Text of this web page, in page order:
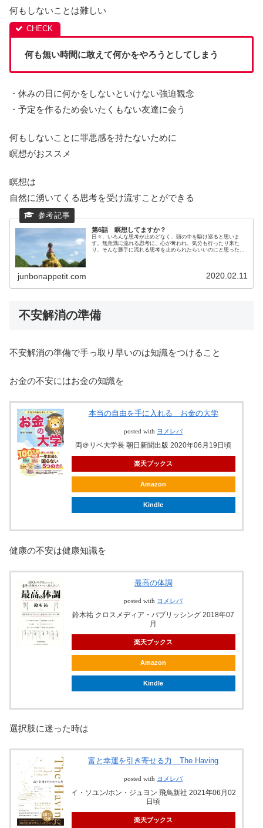
何もしないことは難しい
何も無い時間に敢えて何かをやろうとしてしまう
・休みの日に何かをしないといけない強迫観念
・予定を作るため会いたくもない友達に会う
何もしないことに罪悪感を持たないために
瞑想がおススメ
瞑想は
自然に湧いてくる思考を受け流すことができる
第6話 瞑想してますか？
日々、いろんな思考が止めどなく、頭の中を駆け巡ると思いま
す。無意識に流れる思考に、心が奪われ、気分も行ったり来た
り、そんな勝手に流れる思考を止められたらいいのにと思った事
junbonappetit.com 2020.02.11
不安解消の準備
不安解消の準備で手っ取り早いのは知識をつけること
お金の不安にはお金の知識を
本当の自由を手に入れる お金の大学
posted with ヨメレバ
両＠リベ大学長 朝日新聞出版 2020年06月19日頃
楽天ブックス
Amazon
Kindle
健康の不安は健康知識を
最高の体調
posted with ヨメレバ
鈴木祐 クロスメディア・パブリッシング 2018年07
月
楽天ブックス
Amazon
Kindle
選択肢に迷った時は
富と幸運を引き寄せる力 The Having
posted with ヨメレバ
イ・ソユン/ホン・ジュヨン 飛鳥新社 2021年06月02
日頃
楽天ブックス